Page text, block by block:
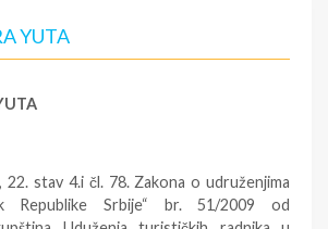
YUTA
22. stav 4.i čl. 78. Zakona o udruženjima
Republike Srbije“ br. 51/2009 od